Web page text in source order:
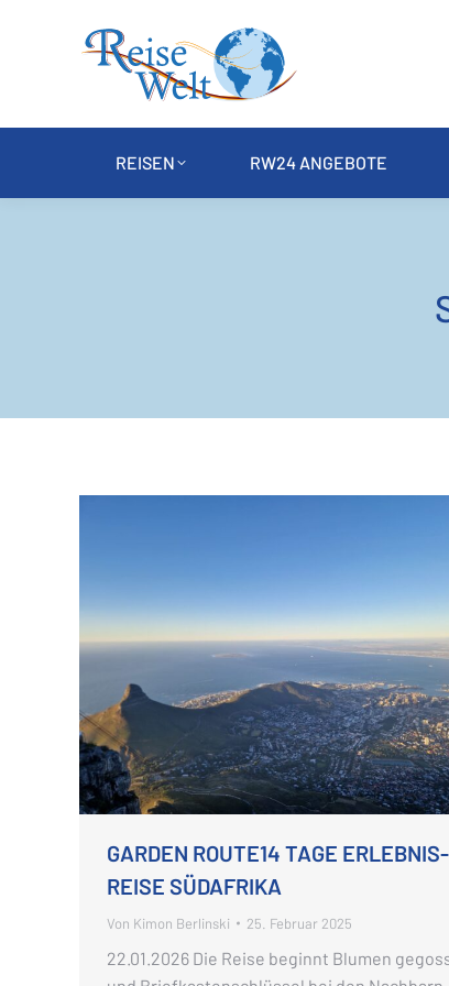
REISEN RW24 ANGEBOTE
GARDEN ROUTE14 TAGE ERLEBNIS-
REISE SÜDAFRIKA
Von Kimon Berlinski 25. Februar 2025
22.01.2026 Die Reise beginnt Blumen